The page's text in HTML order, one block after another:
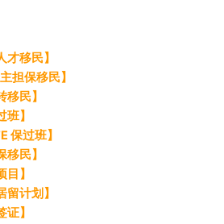
移民】
担保移民】
民】
】
保过班】
民】
】
计划】
】